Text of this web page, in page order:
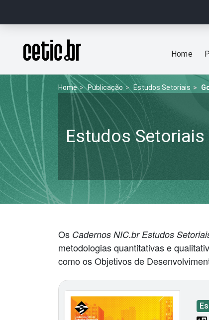
Página inicial
Home
Home Publicação Estudos Setoriais
Estudos Setoriais
Os Cadernos NIC.br Estudos
metodologias quantitativas e
como os Objetivos de